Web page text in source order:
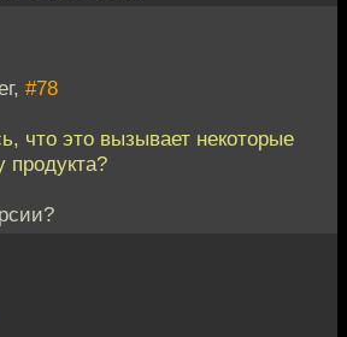
#78
что это вызывает некоторые
продукта?